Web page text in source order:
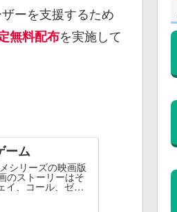
ーを支援するため
無料配布を実施して
ーム
シリーズの映画版
のストーリーはそ
イ、コール、ゼ
磨き、秘めた力...